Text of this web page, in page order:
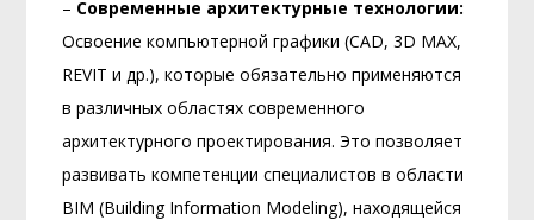
– Современные архитектурные технологии:
Освоение компьютерной графики (CAD, 3D MAX,
REVIT и др.), которые обязательно применяются
в различных областях современного
архитектурного проектирования. Это позволяет
развивать компетенции специалистов в области
BIM (Building Information Modeling), находящейся